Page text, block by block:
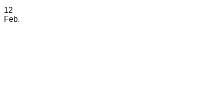
12
Feb.